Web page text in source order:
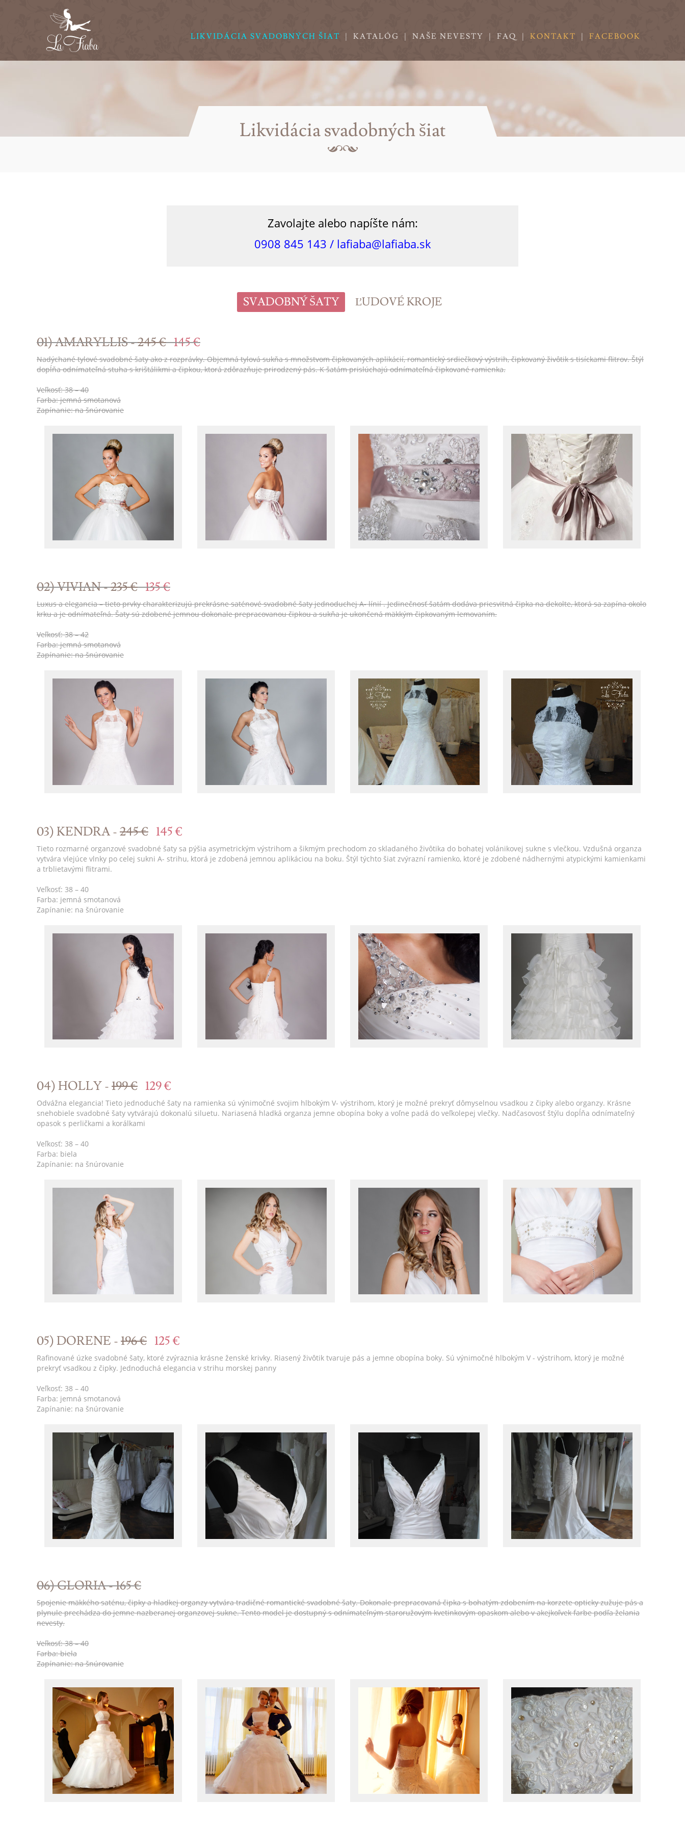
LIKVIDÁCIA SVADOBNÝCH ŠIAT | KATALÓG | NAŠE NEVESTY | FAQ | KONTAKT | FACEBOOK
Likvidácia svadobných šiat
Zavolajte alebo napíšte nám:
0908 845 143 / lafiaba@lafiaba.sk
SVADOBNÝ ŠATY ĽUDOVÉ KROJE
01) AMARYLLIS -245 € 145 €
Nadýchané tylové svadobné šaty ako z rozprávky. Objemná tylová sukňa s množstvom čipkovaných aplikácií, romantický srdiečkový výstrih, čipkovaný živôtik s tisíckami flitrov. Štýl
dopĺňa odnímateľná stuha s krištálikmi a čipkou, ktorá zdôrazňuje prirodzený pás. K šatám prislúchajú odnímateľná čipkované ramienka.
Veľkosť: 38 – 40
Farba: jemná smotanová
Zapínanie: na šnúrovanie
02) VIVIAN -235 € 135 €
Luxus a elegancia – tieto prvky charakterizujú prekrásne saténové svadobné šaty jednoduchej A- línií . Jedinečnosť šatám dodáva priesvitná čipka na dekolte, ktorá sa zapína okolo
krku a je odnímateľná. Šaty sú zdobené jemnou dokonale prepracovanou čipkou a sukňa je ukončená mäkkým čipkovaným lemovaním.
Veľkosť: 38 – 42
Farba: jemná smotanová
Zapínanie: na šnúrovanie
03) KENDRA -245 € 145 €
Tieto rozmarné organzové svadobné šaty sa pýšia asymetrickým výstrihom a šikmým prechodom zo skladaného živôtika do bohatej volánikovej sukne s vlečkou. Vzdušná organza
vytvára vlejúce vlnky po celej sukni A- strihu, ktorá je zdobená jemnou aplikáciou na boku. Štýl týchto šiat zvýrazní ramienko, ktoré je zdobené nádhernými atypickými kamienkami
a trblietavými flitrami.
Veľkosť: 38 – 40
Farba: jemná smotanová
Zapínanie: na šnúrovanie
04) HOLLY -199 € 129 €
Odvážna elegancia! Tieto jednoduché šaty na ramienka sú výnimočné svojim hlbokým V- výstrihom, ktorý je možné prekryť dômyselnou vsadkou z čipky alebo organzy. Krásne
snehobiele svadobné šaty vytvárajú dokonalú siluetu. Nariasená hladká organza jemne obopína boky a voľne padá do veľkolepej vlečky. Nadčasovosť štýlu dopĺňa odnímateľný
opasok s perličkami a korálkami
Veľkosť: 38 – 40
Farba: biela
Zapínanie: na šnúrovanie
05) DORENE -196 € 125 €
Rafinované úzke svadobné šaty, ktoré zvýraznia krásne ženské krivky. Riasený živôtik tvaruje pás a jemne obopína boky. Sú výnimočné hlbokým V - výstrihom, ktorý je možné
prekryť vsadkou z čipky. Jednoduchá elegancia v strihu morskej panny
Veľkosť: 38 – 40
Farba: jemná smotanová
Zapínanie: na šnúrovanie
06) GLORIA - 165 €
Spojenie mäkkého saténu, čipky a hladkej organzy vytvára tradičné romantické svadobné šaty. Dokonale prepracovaná čipka s bohatým zdobením na korzete opticky zužuje pás a
plynule prechádza do jemne nazberanej organzovej sukne. Tento model je dostupný s odnímateľným staroružovým kvetinkovým opaskom alebo v akejkoľvek farbe podľa želania
nevesty.
Veľkosť: 38 – 40
Farba: biela
Zapínanie: na šnúrovanie